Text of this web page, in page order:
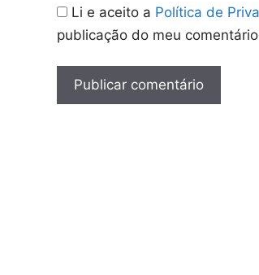
Li e aceito a Política de
publicação do meu